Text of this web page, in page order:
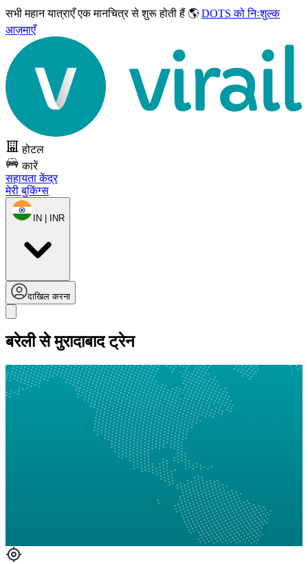
सभी महान यात्राएँएक मानचित्र से शुरू होती हैं 🌎 DOTS को निःशुल्क
आज़माएँ
होटल
कारें
सहायता केंद्र
मेरी बुकिंग्स
IN | INR
दाखिल करना
बरेली से मुरादाबाद ट्रेन